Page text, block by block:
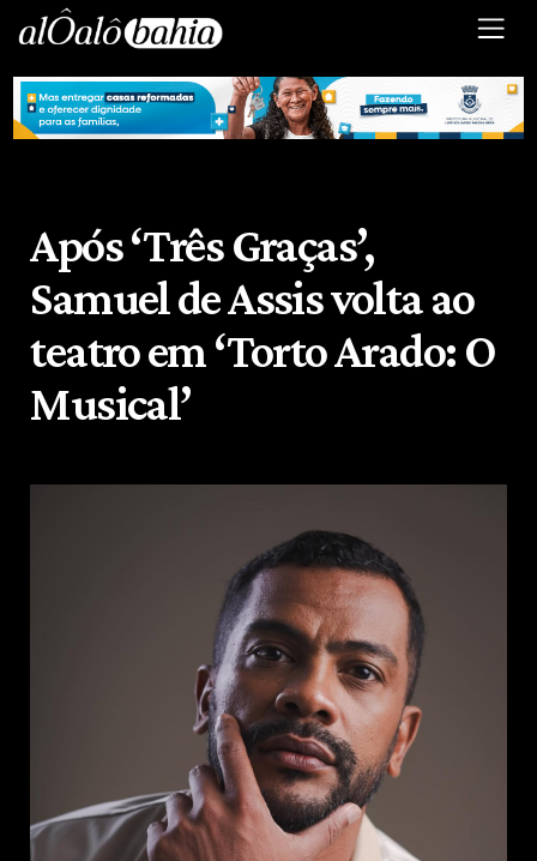
Após ‘Três Graças’,
Samuel de Assis volta ao
teatro em ‘Torto Arado: O
Musical’